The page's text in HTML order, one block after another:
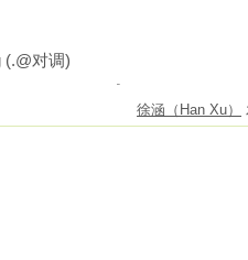
(.@对调)
徐涵（Han Xu）